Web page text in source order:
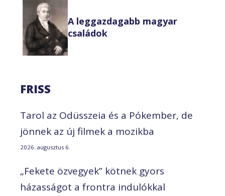
A leggazdagabb magyar
családok
FRISS
Tarol az Odüsszeia és a Pókember, de
jönnek az új filmek a mozikba
2026. augusztus 6.
„Fekete özvegyek” kötnek gyors
házasságot a frontra indulókkal